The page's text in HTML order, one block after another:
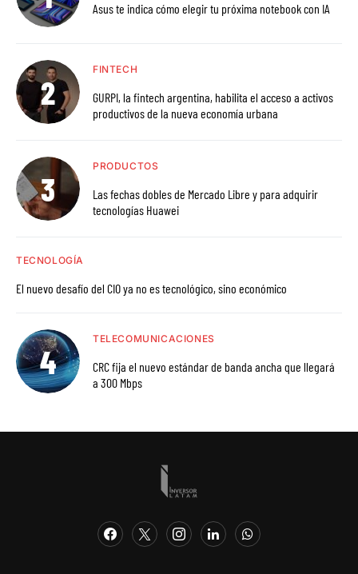
Asus te indica cómo elegir tu próxima notebook con IA
FINTECH
GURPI, la fintech argentina, habilita el acceso a activos
productivos de la nueva economía urbana
PRODUCTOS
Las fechas dobles de Mercado Libre y para adquirir
tecnologías Huawei
TECNOLOGÍA
El nuevo desafío del CIO ya no es tecnológico, sino económico
TELECOMUNICACIONES
CRC fija el nuevo estándar de banda ancha que llegará
a 300 Mbps